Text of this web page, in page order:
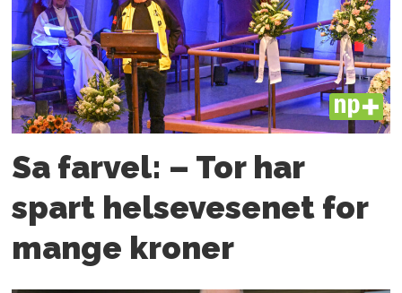
PLUS
Sa farvel: – Tor har
spart helsevesenet for
mange kroner